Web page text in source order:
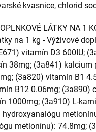
kvasnice, chlorid
LÁTKY NA 1
na 1 kg - Výživové
vitamín D3 600IU;
38mg; (3a841)
(3a820) vitamín B1
B12 0.06mg; (3a890)
1000mg; (3a910) L-
hydroxyanalógu
metionínu): 74.8mg;